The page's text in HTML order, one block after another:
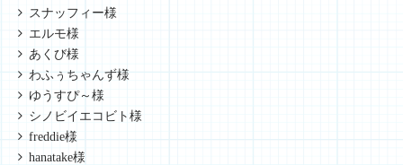
スナッフィー様
エルモ様
あくび様
わふぅちゃんず様
ゆうすぴ～様
シノビイエコビト様
freddie様
hanatake様